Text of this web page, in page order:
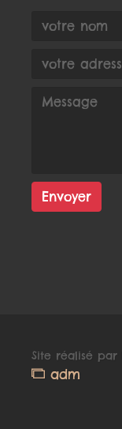
Envoyer
Site réalisé par
adm